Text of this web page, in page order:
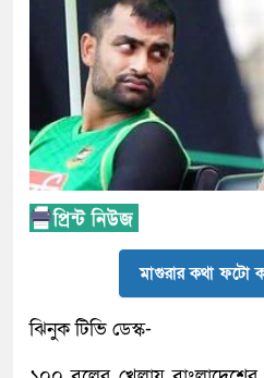
মাগুরার কথা ফটো
ঝিনুক টিভি ডেস্ক-